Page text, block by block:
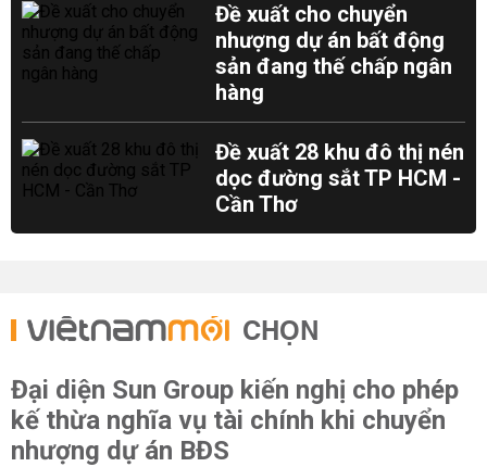
Đề xuất cho chuyển
nhượng dự án bất động
sản đang thế chấp ngân
hàng
Đề xuất 28 khu đô thị nén
dọc đường sắt TP HCM -
Cần Thơ
CHỌN
Đại diện Sun Group kiến nghị cho phép
kế thừa nghĩa vụ tài chính khi chuyển
nhượng dự án BĐS